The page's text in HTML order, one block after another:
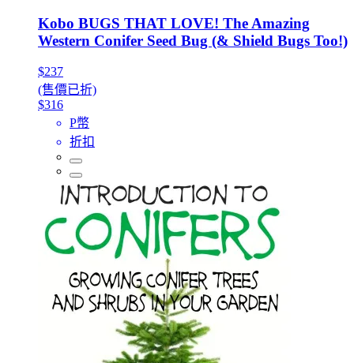
Kobo BUGS THAT LOVE! The Amazing
Western Conifer Seed Bug (& Shield Bugs Too!)
$237
(售價已折)
$316
P幣
折扣